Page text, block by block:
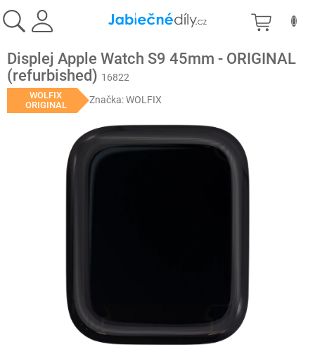
na
obsah
Displej Apple Watch S9 45mm - ORIGINAL
(refurbished) 16822
WOLFIX
ORIGINAL
Značka:WOLFIX